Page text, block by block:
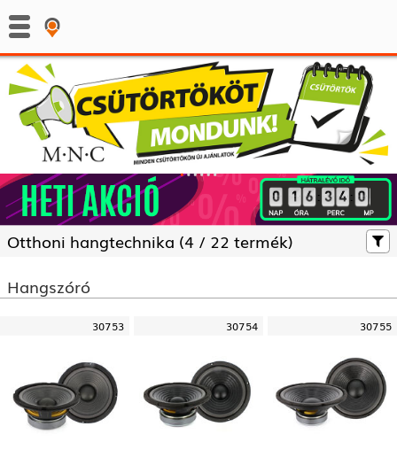
: :
Otthoni hangtechnika (4 / 22 termék)
Hangszóró
30753 30754 30755